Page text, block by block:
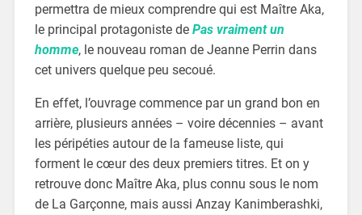
permettra de mieux comprendre qui est Maître Aka,
le principal protagoniste de Pas vraiment un
homme, le nouveau roman de Jeanne Perrin dans
cet univers quelque peu secoué.
En effet, l’ouvrage commence par un grand bon en
arrière, plusieurs années – voire décennies – avant
les péripéties autour de la fameuse liste, qui
forment le cœur des deux premiers titres. Et on y
retrouve donc Maître Aka, plus connu sous le nom
de La Garçonne, mais aussi Anzay Kanimberashki,